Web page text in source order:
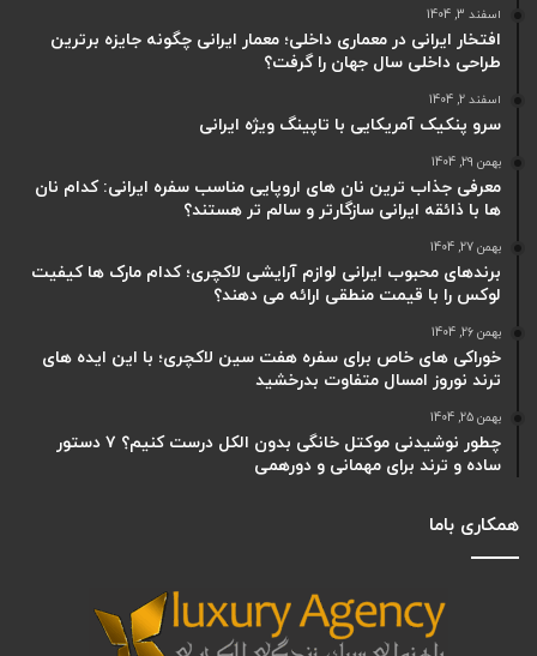
اسفند 3, 1404
افتخار ایرانی در معماری داخلی؛ معمار ایرانی چگونه جایزه برترین
طراحی داخلی سال جهان را گرفت؟
اسفند 2, 1404
سرو پنکیک آمریکایی با تاپینگ ویژه ایرانی
بهمن 29, 1404
معرفی جذاب ترین نان های اروپایی مناسب سفره ایرانی: کدام نان
ها با ذائقه ایرانی سازگارتر و سالم تر هستند؟
بهمن 27, 1404
برندهای محبوب ایرانی لوازم آرایشی لاکچری؛ کدام مارک ها کیفیت
لوکس را با قیمت منطقی ارائه می دهند؟
بهمن 26, 1404
خوراکی های خاص برای سفره هفت سین لاکچری؛ با این ایده های
ترند نوروز امسال متفاوت بدرخشید
بهمن 25, 1404
چطور نوشیدنی موکتل خانگی بدون الکل درست کنیم؟ ۷ دستور
ساده و ترند برای مهمانی و دورهمی
همکاری باما